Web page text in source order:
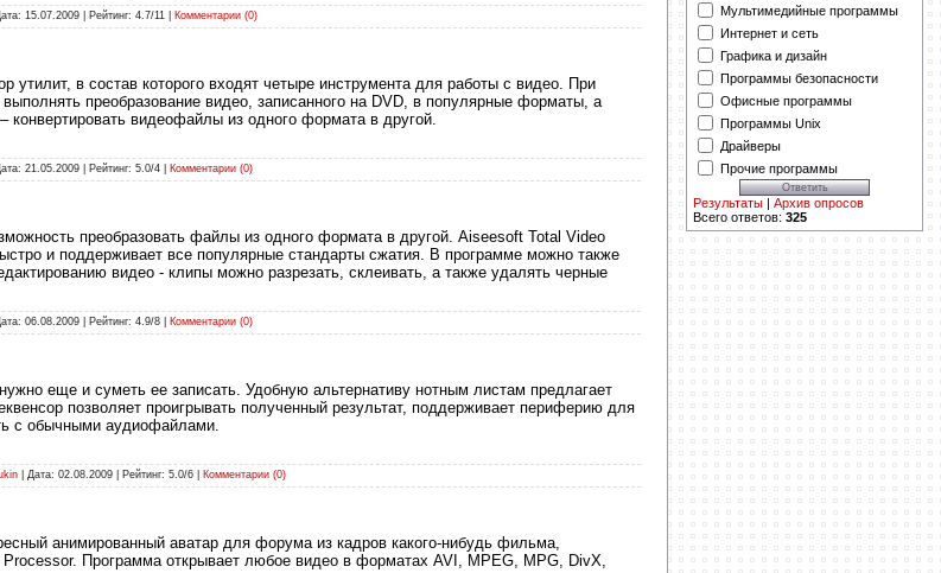
15.07.2009 | Рейтинг: 4.7/11 | Комментарии (0)
утилит, в состав которого входят четыре инструмента для работы с видео. При
преобразование видео, записанного на DVD, в популярные форматы, а
конвертировать видеофайлы из одного формата в другой.
21.05.2009 | Рейтинг: 5.0/4 | Комментарии (0)
преобразовать файлы из одного формата в другой. Aiseesoft Total Video
и поддерживает все популярные стандарты сжатия. В программе можно также
видео - клипы можно разрезать, склеивать, а также удалять черные
06.08.2009 | Рейтинг: 4.9/8 | Комментарии (0)
еще и суметь ее записать. Удобную альтернативу нотным листам предлагает
позволяет проигрывать полученный результат, поддерживает периферию для
с обычными аудиофайлами.
| Дата: 02.08.2009 | Рейтинг: 5.0/6 | Комментарии (0)
анимированный аватар для форума из кадров какого-нибудь фильма,
Processor. Программа открывает любое видео в форматах AVI, MPEG, MPG, DivX,
Мультимедийные программы
Интернет и сеть
Графика и дизайн
Программы безопасности
Офисные программы
Программы Unix
Драйверы
Прочие программы
Результаты | Архив опросов
Всего ответов: 325